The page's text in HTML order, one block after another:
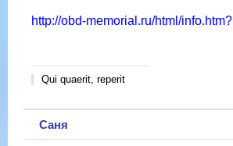
http://obd-memorial.ru/html/
Qui quaerit, reperit
Саня